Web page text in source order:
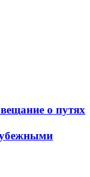
о путях